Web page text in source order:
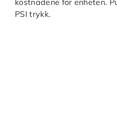
PSI trykk.